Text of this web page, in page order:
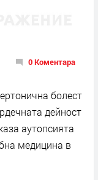
0 Коментара
болест
дейност
аутопсията
медицина в